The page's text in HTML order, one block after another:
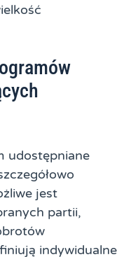
udostępniane
jest
partii,
indywidualne